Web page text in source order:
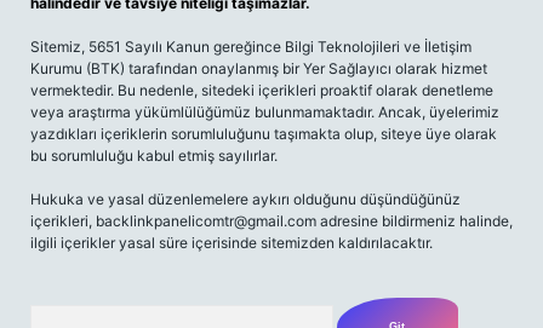
Sitemiz, 5651 Sayılı Kanun gereğince Bilgi Teknolojileri ve İletişim
Kurumu (BTK) tarafından onaylanmış bir Yer Sağlayıcı olarak hizmet
vermektedir. Bu nedenle, sitedeki içerikleri proaktif olarak denetleme
veya araştırma yükümlülüğümüz bulunmamaktadır. Ancak, üyelerimiz
yazdıkları içeriklerin sorumluluğunu taşımakta olup, siteye üye olarak
bu sorumluluğu kabul etmiş sayılırlar.
Hukuka ve yasal düzenlemelere aykırı olduğunu düşündüğünüz
içerikleri, backlinkpanelicomtr@gmail.com adresine bildirmeniz halinde,
ilgili içerikler yasal süre içerisinde sitemizden kaldırılacaktır.